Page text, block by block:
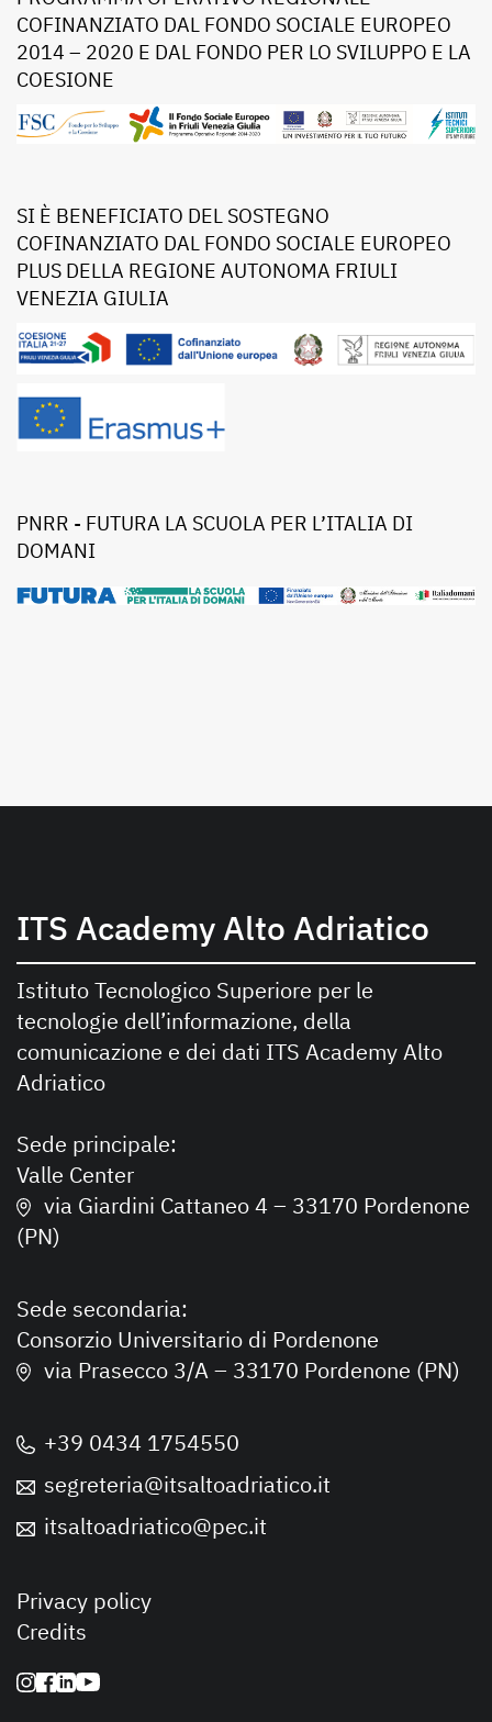
COFINANZIATO DAL FONDO SOCIALE EUROPEO
2014 – 2020 E DAL FONDO PER LO SVILUPPO E LA
COESIONE
SI È BENEFICIATO DEL SOSTEGNO
COFINANZIATO DAL FONDO SOCIALE EUROPEO
PLUS DELLA REGIONE AUTONOMA FRIULI
VENEZIA GIULIA
PNRR - FUTURA LA SCUOLA PER L’ITALIA DI
DOMANI
ITS Academy Alto Adriatico
Istituto Tecnologico Superiore per le
tecnologie dell’informazione, della
comunicazione e dei dati ITS Academy Alto
Adriatico
Sede principale:
Valle Center
via Giardini Cattaneo 4 – 33170 Pordenone
(PN)
Sede secondaria:
Consorzio Universitario di Pordenone
via Prasecco 3/A – 33170 Pordenone (PN)
+39 0434 1754550
segreteria@itsaltoadriatico.it
itsaltoadriatico@pec.it
Privacy policy
Credits